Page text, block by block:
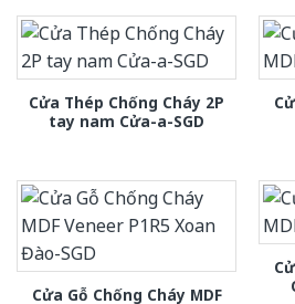
Cửa Thép Chống Cháy 2P
tay nam Cửa-a-SGD
Cửa Gỗ Chống Cháy MDF